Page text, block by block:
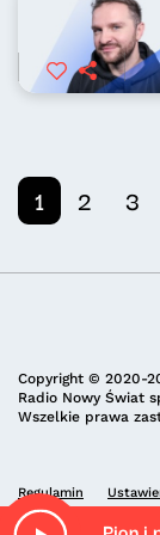
1 2 3
Copyright © 2020-
Radio Nowy Świat
Wszelkie prawa
Regulamin